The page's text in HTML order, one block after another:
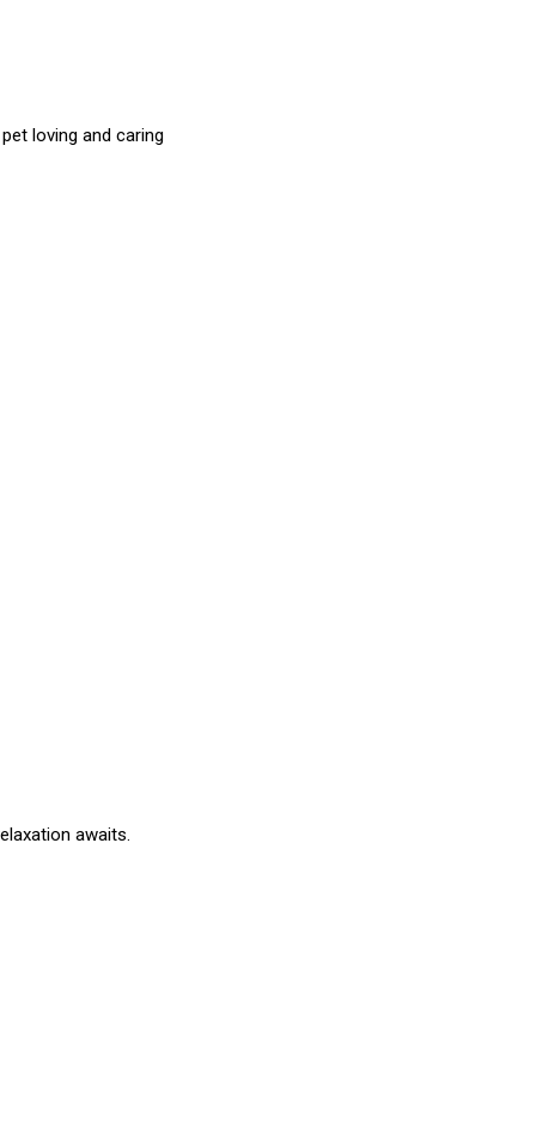
loving and caring
awaits.